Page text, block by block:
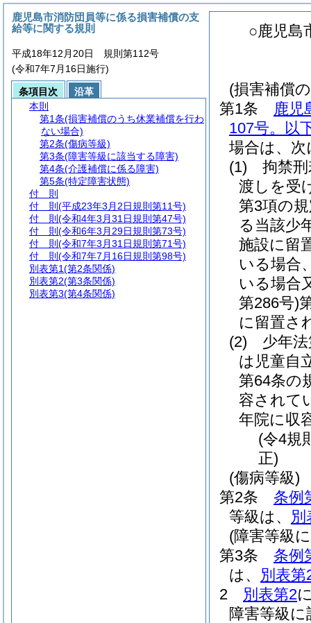
○鹿児島
(損害補償
第1条
鹿児
107号。以
場合は、
(1)
拘禁
渡しを受
第3項の
る当該少
施設に留
いる場合
いる場合
第286号)
に留置さ
(2)
少年
は児童自
第64条の
容されて
年院に収
(令4規
正)
(傷病等級)
第2条
条例
等級は、 別
(障害等級
第3条
条例
は、 別表第
2
別表第2
障害等級
鹿児島市消防団員等に係る損害補償の支
給等に関する規則
平成18年12月20日 規則第112号
(令和7年7月16日施行)
条項目次
沿革
本則
第1条(損害補償のうち休業補償を行わ
ない場合)
第2条(傷病等級)
第3条(障害等級に該当する障害)
第4条(介護補償に係る障害)
第5条(特定障害状態)
付 則
付 則 (平成23年3月2日規則第11号)
付 則 (令和4年3月31日規則第47号)
付 則 (令和6年3月29日規則第73号)
付 則 (令和7年3月31日規則第71号)
付 則 (令和7年7月16日規則第98号)
別表第1(第2条関係)
別表第2(第3条関係)
別表第3(第4条関係)